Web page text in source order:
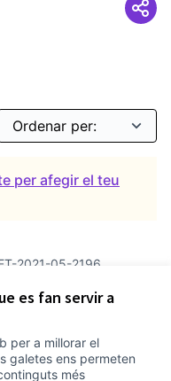
es fan servir a
per a millorar el
galetes ens permeten
més
per afegir el teu
2021-05-2196